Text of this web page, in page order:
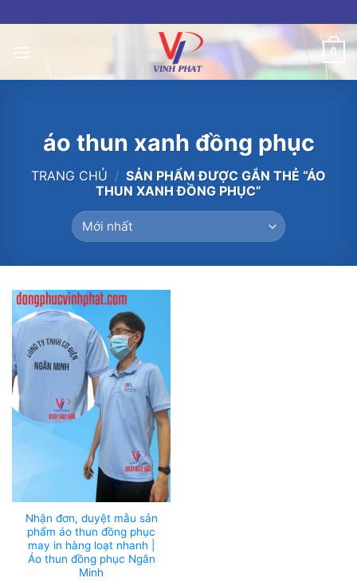
to
content
0
áo thun xanh đồng phục
TRANG CHỦ / SẢN PHẨM ĐƯỢC GẮN THẺ “ÁO
THUN XANH ĐỒNG PHỤC”
Nhận đơn, duyệt mẫu sản
phẩm áo thun đồng phục
may in hàng loạt nhanh |
Áo thun đồng phục Ngân
Minh